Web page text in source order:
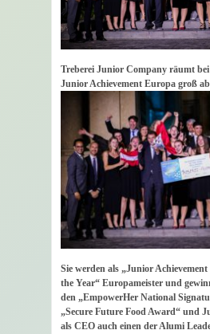
Treberei Junior Company räumt
Junior Achievement Europa groß
Sie werden als „Junior
the Year“ Europameister und
den „EmpowerHer National
„Secure Future Food Award“ und
als CEO auch einen der Alumi